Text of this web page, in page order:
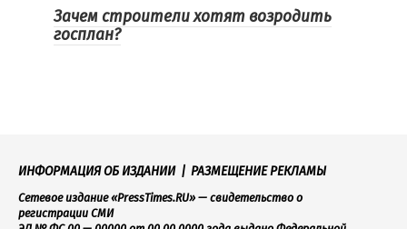
Зачем строители хотят возродить
госплан?
ИНФОРМАЦИЯ ОБ ИЗДАНИИ| РАЗМЕЩЕНИЕ РЕКЛАМЫ
Сетевое издание «PressTimes.RU» — свидетельство о
регистрации СМИ